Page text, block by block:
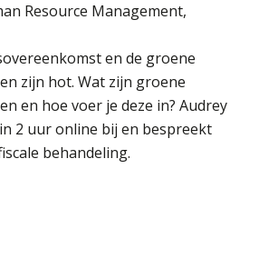
Resource Management,
en de groene
zijn hot. Wat zijn groene
en hoe voer je deze in? Audrey
2 uur online bij en bespreekt
behandeling.